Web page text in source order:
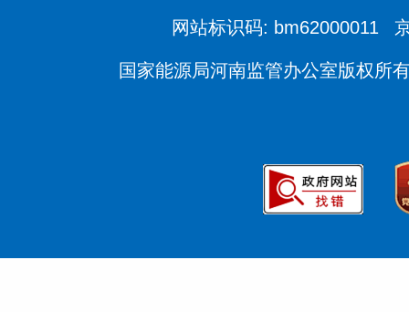
网站标识码: bm62000011
国家能源局河南监管办公室版权所